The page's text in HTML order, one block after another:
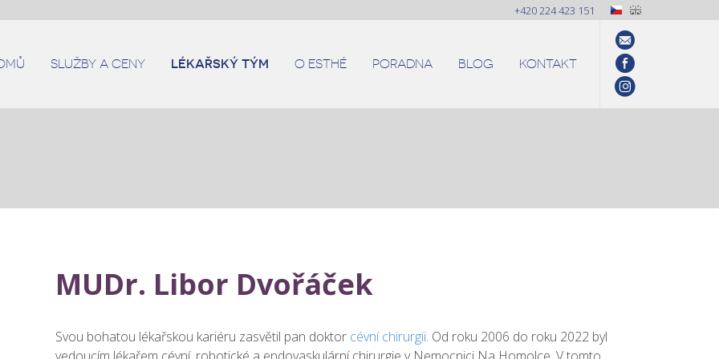
MUDr. Libor Dvořáček
Svou bohatou lékařskou kariéru zasvětil pan doktor cévní chirurgii. Od roku 2006 do roku 2022 byl
SLUŽBY A CENY LÉKAŘSKÝ TÝM O ESTHÉ PORADNA BLOG KONTAKT
+420 224 423 151